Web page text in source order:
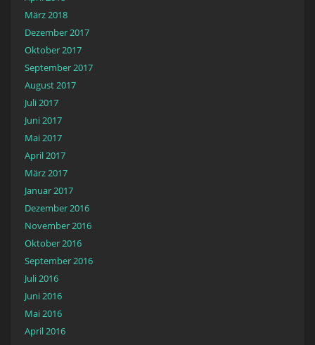
März 2018
Dezember 2017
Oktober 2017
September 2017
August 2017
Juli 2017
Juni 2017
Mai 2017
April 2017
März 2017
Januar 2017
Dezember 2016
November 2016
Oktober 2016
September 2016
Juli 2016
Juni 2016
Mai 2016
April 2016